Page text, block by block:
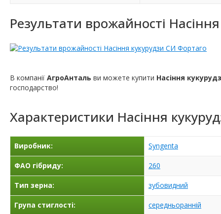
Результати врожайності
В компанії АгроАнталь ви можете купити Насіння
господарство!
Характеристики Насіння
Виробник: Syngenta
ФАО гібриду: 260
Тип зерна: зубовидний
Група стиглості: середньоранній